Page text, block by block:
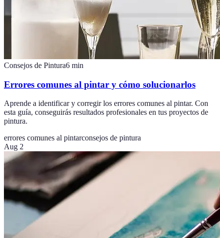
Consejos de Pintura6 min
Errores comunes al pintar y cómo solucionarlos
Aprende a identificar y corregir los errores comunes al pintar. Con
esta guía, conseguirás resultados profesionales en tus proyectos de
pintura.
errores comunes al pintarconsejos de pintura
Aug 2